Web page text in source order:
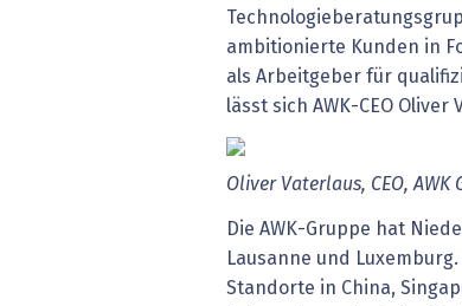
ambitionierte Kunden in
als Arbeitgeber für
lässt sich AWK-CEO
Oliver Vaterlaus, CEO, AWK
Die AWK-Gruppe hat
Lausanne und
Standorte in China,